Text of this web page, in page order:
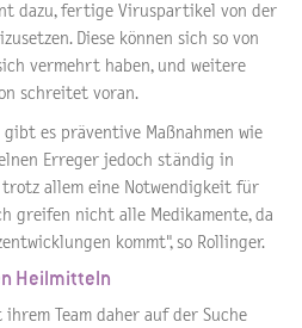
dazu, fertige Viruspartikel von der
Diese können sich so von
vermehrt haben, und weitere
schreitet voran.
es präventive Maßnahmen wie
Erreger jedoch ständig in
allem eine Notwendigkeit für
greifen nicht alle Medikamente, da
kommt", so Rollinger.
Heilmitteln
Team daher auf der Suche